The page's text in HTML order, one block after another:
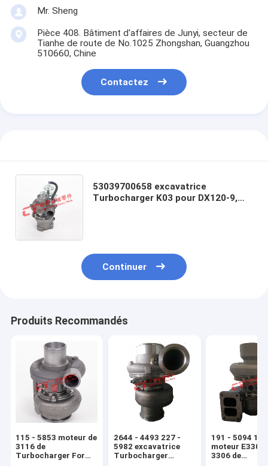
Mr. Sheng
Pièce 408. Bâtiment d'affaires de Junyi, secteur de
Tianhe de route de No.1025 Zhongshan, Guangzhou
510660, Chine
Contactez
53039700658 excavatrice
Turbocharger K03 pour DX120-9,
Continuer
Produits Recommandés
115 - 5853 moteur de
3116 de
Turbocharger For
2644 - 4493 227 -
5982 excavatrice
Turbocharger
191 - 5094
moteur E330C
3306 de